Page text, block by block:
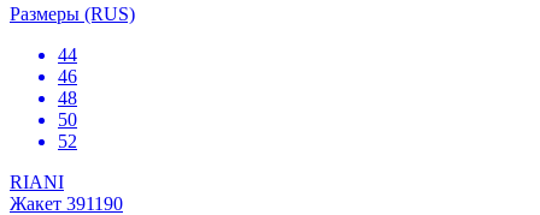
Размеры (RUS)
44
46
48
50
52
RIANI
Жакет 391190